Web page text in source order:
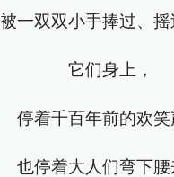
一双双小手捧过、摇
它们身上，
停着千百年前的欢笑
也停着大人们弯下腰